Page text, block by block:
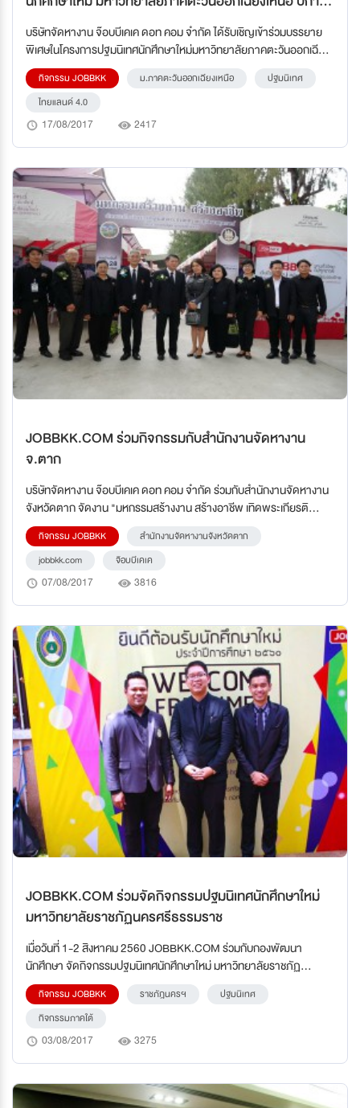
ศึกษา 2560
บริษัทจัดหางาน จ๊อบบีเคเค ดอท คอม จำกัด ได้รับเชิญเข้าร่วมบรรยาย
พิเศษในโครงการปฐมนิเทศนักศึกษาใหม่มหาวิทยาลัยภาคตะวันออกเฉียง
เหนือ ประจำปีการศึกษา 2560
กิจกรรม JOBBKK ม.ภาคตะวันออกเฉียงเหนือ
ปฐมนิเทศ
ไทยแลนด์ 4.0
17/08/2017 2417
JOBBKK.COM ร่วมกิจกรรมกับสำนักงานจัดหางาน
จ.ตาก
บริษัทจัดหางาน จ๊อบบีเคเค ดอท คอม จำกัด ร่วมกับสำนักงานจัดหางาน
จังหวัดตาก จัดงาน "มหกรรมสร้างงาน สร้างอาชีพ เทิดพระเกียรติ
พระบาทสมเด็จพระปรมินทรมหาภูมิพลอดุลยเดช"
กิจกรรม JOBBKK
สำนักงานจัดหางานจังหวัดตาก
jobbkk.com
จ๊อบบีเคเค
07/08/2017 3816
JOBBKK.COM ร่วมจัดกิจกรรมปฐมนิเทศนักศึกษาใหม่
มหาวิทยาลัยราชภัฏนครศรีธรรมราช
เมื่อวันที่ 1-2 สิงหาคม 2560 JOBBKK.COM ร่วมกับกองพัฒนา
นักศึกษา จัดกิจกรรมปฐมนิเทศนักศึกษาใหม่ มหาวิทยาลัยราชภัฏ
นครศรีธรรมราช ประจำปีการศึกษา 2560
กิจกรรม JOBBKK ราชภัฎนครฯ
ปฐมนิเทศ
กิจกรรมภาคใต้
03/08/2017 3275